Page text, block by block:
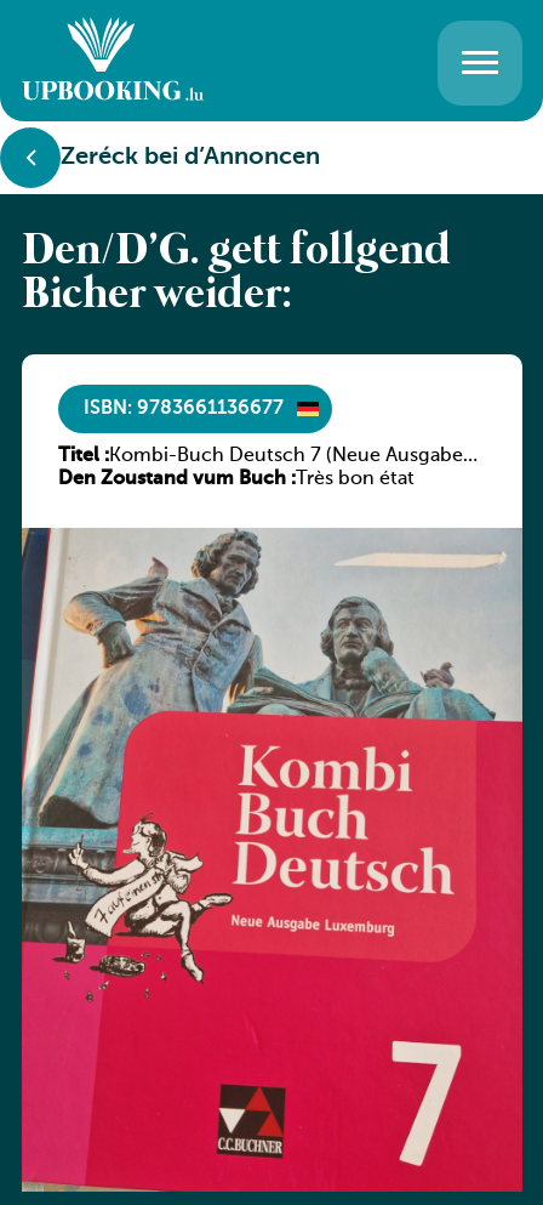
Zeréck bei d’Annoncen
Den/D’G. gëtt follgend
Bicher weider:
ISBN: 9783661136677
Titel :Kombi-Buch Deutsch 7 (Neue Ausgabe
Luxemburg)
Den Zoustand vum Buch :Très bon état